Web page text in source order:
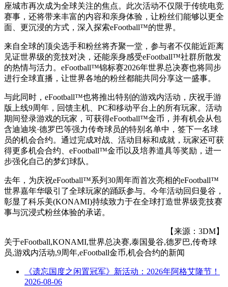
座城市再次成为全球关注的焦点。此次活动不仅限于传统电竞
赛事，还将带来丰富的内容和亲身体验，让粉丝们能够以更全
面、更沉浸的方式，深入探索eFootball™的世界。
来自全球的顶尖选手和粉丝将齐聚一堂，参与者不仅能近距离
见证世界级的竞技对决，还能亲身感受eFootball™社群所散发
的热情与活力。eFootball™锦标赛2026年世界总决赛也将同步
进行全球直播，让世界各地的粉丝都能共同分享这一盛事。
与此同时，eFootball™也将推出特别的游戏内活动，庆祝手游
版上线9周年，回馈主机、PC和移动平台上的所有玩家。活动
期间登录游戏的玩家，可获得eFootball™金币，并有机会从包
含迪迪埃·德罗巴等强力传奇球员的特别名单中，签下一名球
员的机会合约。通过完成对战、活动目标和成就，玩家还可获
得更多机会合约、eFootball™金币以及培养道具等奖励，进一
步强化自己的梦幻球队。
去年，为庆祝eFootball™系列30周年而首次亮相的eFootball™
世界嘉年华吸引了全球玩家的踊跃参与。今年活动回归曼谷，
彰显了科乐美(KONAMI)持续致力于在全球打造世界级竞技赛
事与沉浸式粉丝体验的承诺。
【来源：3DM】
关于eFootball,KONAMI,世界总决赛,泰国曼谷,德罗巴,传奇球
员,游戏内活动,9周年,eFootball金币,机会合约的新闻
《遗忘国度之闲置冠军》新活动：2026年阿格艾隆节！
2026-08-06